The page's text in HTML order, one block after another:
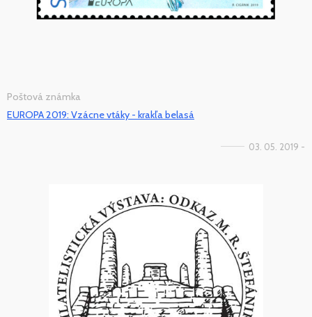
Poštová známka
EUROPA 2019: Vzácne vtáky - krakľa belasá
03. 05. 2019 -